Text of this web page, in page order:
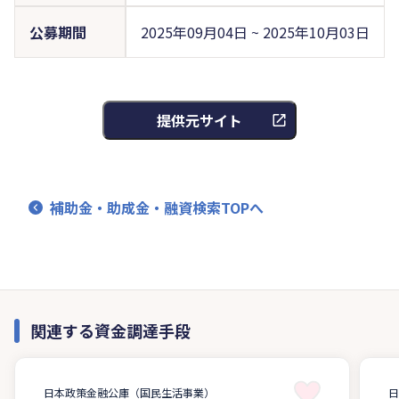
公募期間 2025年09月04日 ~ 2025年10月03日
提供元サイト
補助金・助成金・融資検索TOPへ
関連する資金調達手段
日本政策金融公庫（国民生活事業）